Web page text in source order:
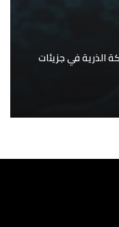
الذرية في جزيئات